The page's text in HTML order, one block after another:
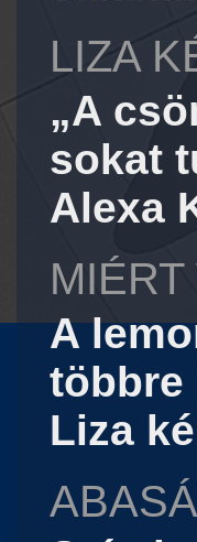
LIZA
„A
sokat
Alexa
A
többre
Liza